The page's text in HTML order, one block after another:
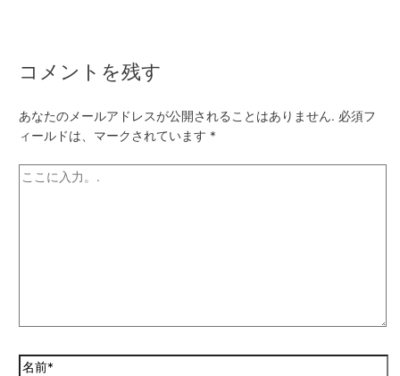
コメントを残す
あなたのメールアドレスが公開されることはありません. 必須フ
ィールドは、マークされています *